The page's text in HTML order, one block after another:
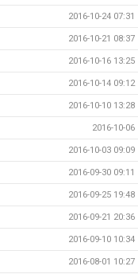
2016-10-24 07:31
2016-10-21 08:37
2016-10-16 13:25
2016-10-14 09:12
2016-10-10 13:28
2016-10-06
2016-10-03 09:09
2016-09-30 09:11
2016-09-25 19:48
2016-09-21 20:36
2016-09-10 10:34
2016-08-01 10:27